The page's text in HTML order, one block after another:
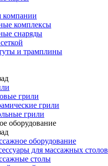
компании
комплексы
снаряды
и трамплины
грили
грили
грили
оборудование
оборудование
для массажных столов
столы